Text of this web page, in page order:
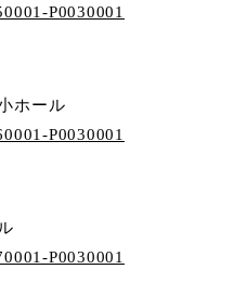
P0030001
ホール
P0030001
P0030001